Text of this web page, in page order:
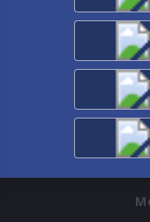
„Lea (feat.
gemeinsam mit
weiteren Track vor,
Kunst die
Mit „Ciao 3 Tage
für die Ohren und